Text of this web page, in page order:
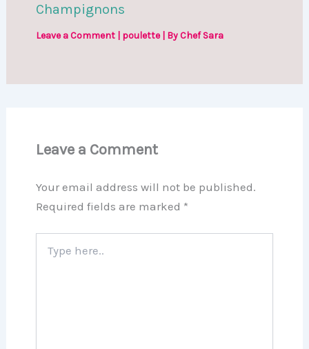
Champignons
Leave a Comment poulette| ByChef Sara
Leave a Comment
Your email address will not be published.
Required fields are marked *
here..